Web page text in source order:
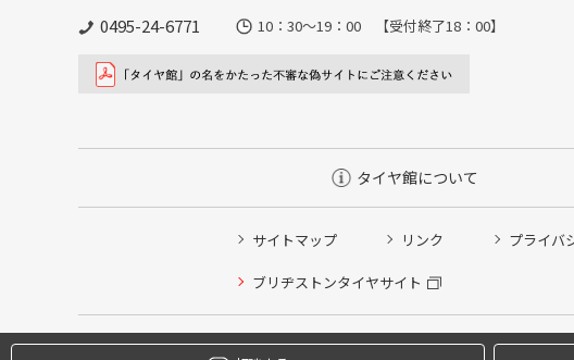
0495-24-6771 10：30～19：00 【受付終了18：00】
タイヤ館について
サイトマップ リンク プライバ
ブリヂストンタイヤサイト
タイヤ点検・安全点検/タイヤ履き替え/オイル交換/その他ピット作業の
クローク契約会員専用タイヤ履き替え※タイヤ履き替えを希望のクロ
本日のタイヤ履き替え順番待ち予約 ※クローク契約会員の方はご利用